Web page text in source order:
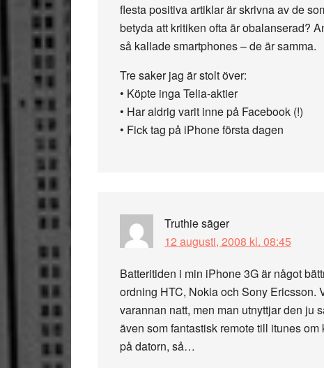
flesta positiva artiklar är skrivna av de
betyda att kritiken ofta är obalanserad?
så kallade smartphones – de är samma.
Tre saker jag är stolt över:
• Köpte inga Telia-aktier
• Har aldrig varit inne på Facebook (!)
• Fick tag på iPhone första dagen
Truthiesäger
12 augusti, 2008 kl. 08:45
Batteritiden i min iPhone 3G är något
ordning HTC, Nokia och Sony Ericsson.
varannan natt, men man utnyttjar den ju
även som fantastisk remote till itunes
på datorn, så…